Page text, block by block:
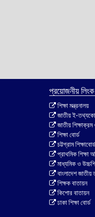
প্রয়োজনীয় লিংক
শিক্ষা মন্ত্রনালয়
জাতীয় ই-
জাতীয়
শিক্ষা বোর্ড
চট্টগ্রাম
প্রাথমিক শিক্ষা
মাধ্যমিক ও
বাংলাদেশ
শিক্ষক বাতায়ন
কিশোর বাতায়ন
ঢাকা শিক্ষা বোর্ড